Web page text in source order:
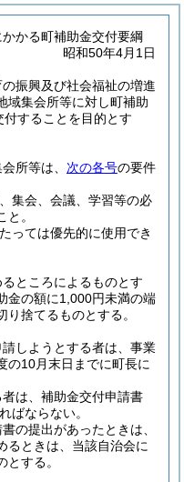
かる町補助金交付要綱
昭和50年4月1日
振興及び社会福祉の増進
域集会所等に対し町補助
付することを目的とす
所等は、 次の各号の要件
集会、会議、学習等の必
。
っては優先的に使用でき
るところによるものとす
金の額に1,000円未満の端
捨てるものとする。
しようとする者は、事業
の10月末日までに町長に
は、補助金交付申請書
ばならない。
の提出があったときは、
るときは、当該自治会に
する。